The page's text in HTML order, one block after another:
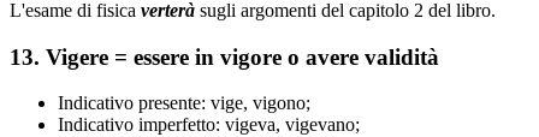
L'esame di fisica verterà sugli argomenti del capitolo 2 del libro.
13. Vigere = essere in vigore o avere validità
Indicativo presente: vige, vigono;
Indicativo imperfetto: vigeva, vigevano;